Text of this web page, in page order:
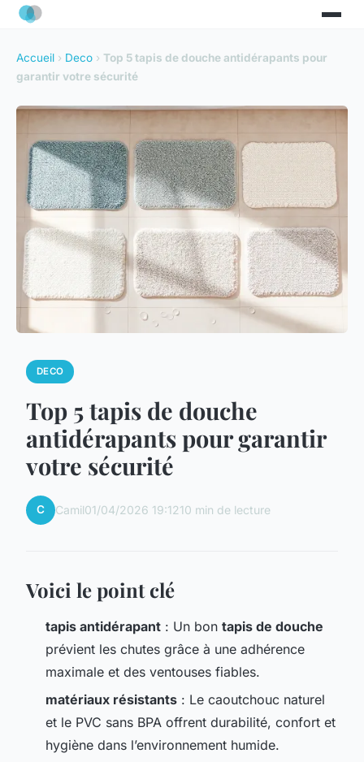
Accueil › Deco › Top 5 tapis de douche antidérapants pour
garantir votre sécurité
DECO
Top 5 tapis de douche
antidérapants pour garantir
votre sécurité
C Camil01/04/2026 19:1210 min de lecture
Voici le point clé
tapis antidérapant : Un bon tapis de douche
prévient les chutes grâce à une adhérence
maximale et des ventouses fiables.
matériaux résistants : Le caoutchouc naturel
et le PVC sans BPA offrent durabilité, confort et
hygiène dans l’environnement humide.